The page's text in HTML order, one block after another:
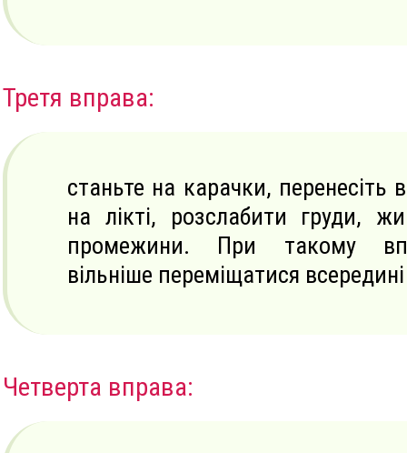
Третя вправа:
станьте на карачки, перенесіть
на лікті, розслабити груди,
промежини. При такому
вільніше переміщатися
Четверта вправа: